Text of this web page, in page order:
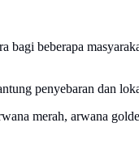
bagi beberapa
penyebaran dan
merah, arwana